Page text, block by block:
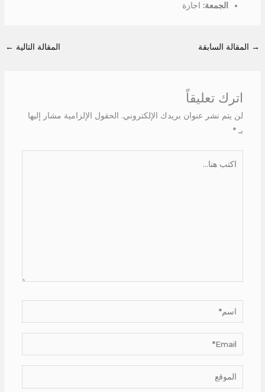
الجمعة: اجازة
→ المقالة السابقة المقالة التالية ←
اترك تعليقاً
لن يتم نشر عنوان بريدك الإلكتروني. الحقول الإلزامية مشار إليها
بـ *
اسم*
Email*
الموقع